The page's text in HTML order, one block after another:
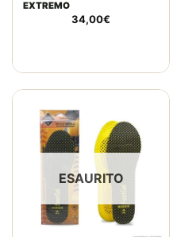
EXTREMO
34,00€
ESAURITO